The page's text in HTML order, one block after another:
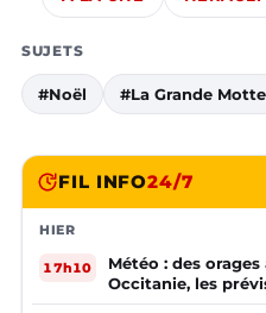
SUJETS
#Noël #La Grande Motte
FIL INFO24/7
HIER
17h10
Météo : des
Occitanie, les